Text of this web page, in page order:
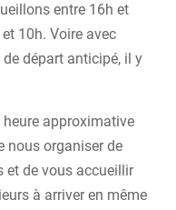
entre 16h et
10h. Voire avec
de départ anticipé, il y
approximative
nous organiser de
et de vous accueillir
à arriver en même